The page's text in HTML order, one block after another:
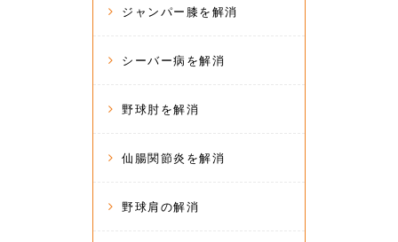
ジャンパー膝を解消
シーバー病を解消
野球肘を解消
仙腸関節炎を解消
野球肩の解消